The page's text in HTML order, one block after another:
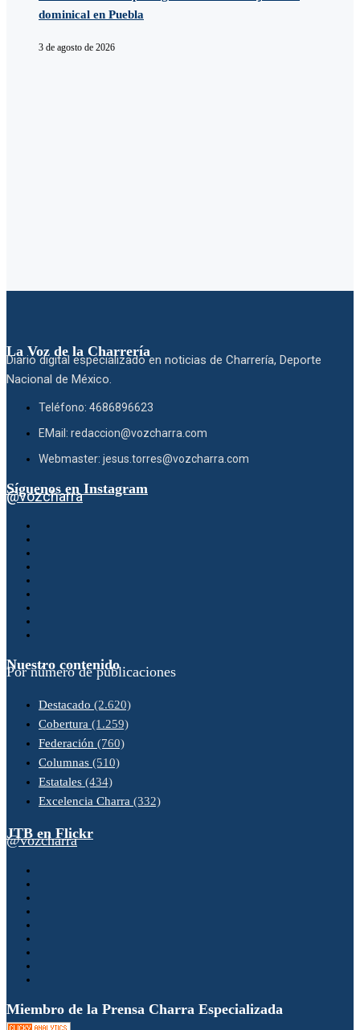
dominical en Puebla
3 de agosto de 2026
La Voz de la Charrería
Diario digital especializado en noticias de Charrería, Deporte
Nacional de México.
Teléfono: 4686896623
EMail: redaccion@vozcharra.com
Webmaster: jesus.torres@vozcharra.com
Síguenos en Instagram
@vozcharra
Nuestro contenido
Por número de publicaciones
Destacado (2.620)
Cobertura (1.259)
Federación (760)
Columnas (510)
Estatales (434)
Excelencia Charra (332)
JTB en Flickr
@vozcharra
Miembro de la Prensa Charra Especializada